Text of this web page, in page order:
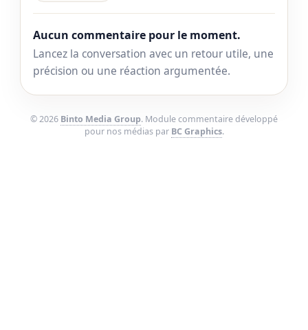
Aucun commentaire pour le moment.
Lancez la conversation avec un retour utile, une
précision ou une réaction argumentée.
© 2026 Binto Media Group. Module commentaire développé
pour nos médias par BC Graphics.